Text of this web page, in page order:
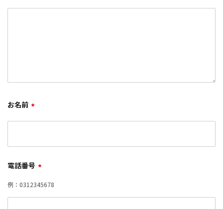
お名前 *
電話番号 *
例：0312345678